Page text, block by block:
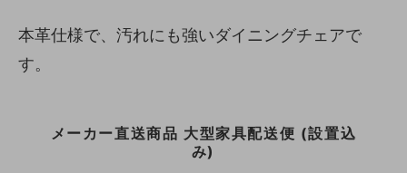
本革仕様で、汚れにも強いダイニングチェアで
す。
メーカー直送商品 大型家具配送便 (設置込
み)